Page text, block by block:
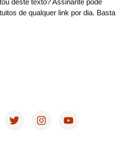
deste texto? Assinante pode
de qualquer link por dia. Basta